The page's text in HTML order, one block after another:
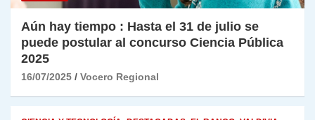
Aún hay tiempo : Hasta el 31 de julio se
puede postular al concurso Ciencia Pública
2025
16/07/2025 Vocero Regional